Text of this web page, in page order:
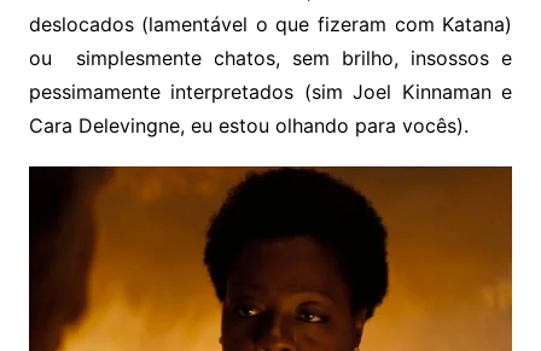
deslocados (lamentável o que fizeram com Katana)
ou simplesmente chatos, sem brilho, insossos e
pessimamente interpretados (sim Joel Kinnaman e
Cara Delevingne, eu estou olhando para vocês).